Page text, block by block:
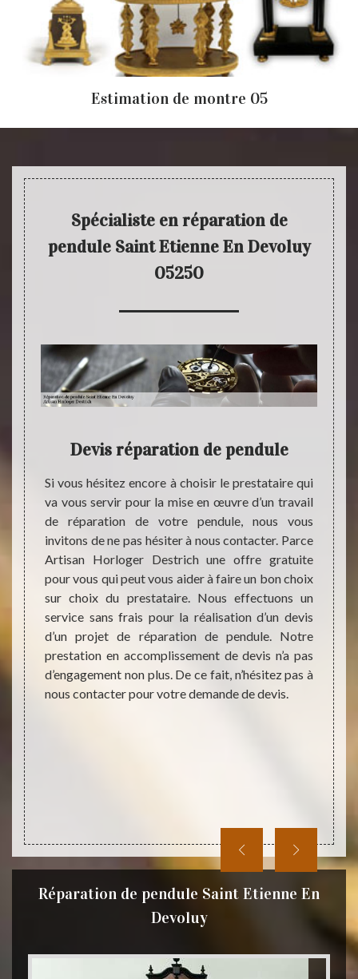
Estimation de montre 05
Spécialiste en réparation de
pendule Saint Etienne En Devoluy
05250
les
les
et
pour
de
sur
Devis réparation de pendule
Si vous hésitez encore à choisir le prestataire qui
va vous servir pour la mise en œuvre d’un travail
de réparation de votre pendule, nous vous
invitons de ne pas hésiter à nous contacter. Parce
Artisan Horloger Destrich une offre gratuite
pour vous qui peut vous aider à faire un bon choix
sur choix du prestataire. Nous effectuons un
service sans frais pour la réalisation d’un devis
d’un projet de réparation de pendule. Notre
prestation en accomplissement de devis n’a pas
d’engagement non plus. De ce fait, n’hésitez pas à
nous contacter pour votre demande de devis.
Une
nos
bon
Réparation de pendule Saint Etienne En
Devoluy